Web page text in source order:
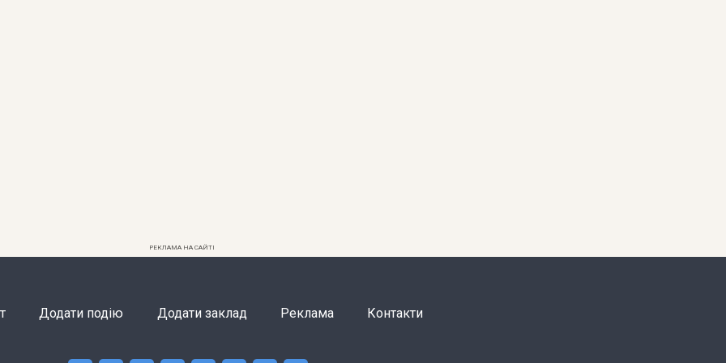
РЕКЛАМА НА САЙТІ
Додати подію Додати заклад Реклама Контакти